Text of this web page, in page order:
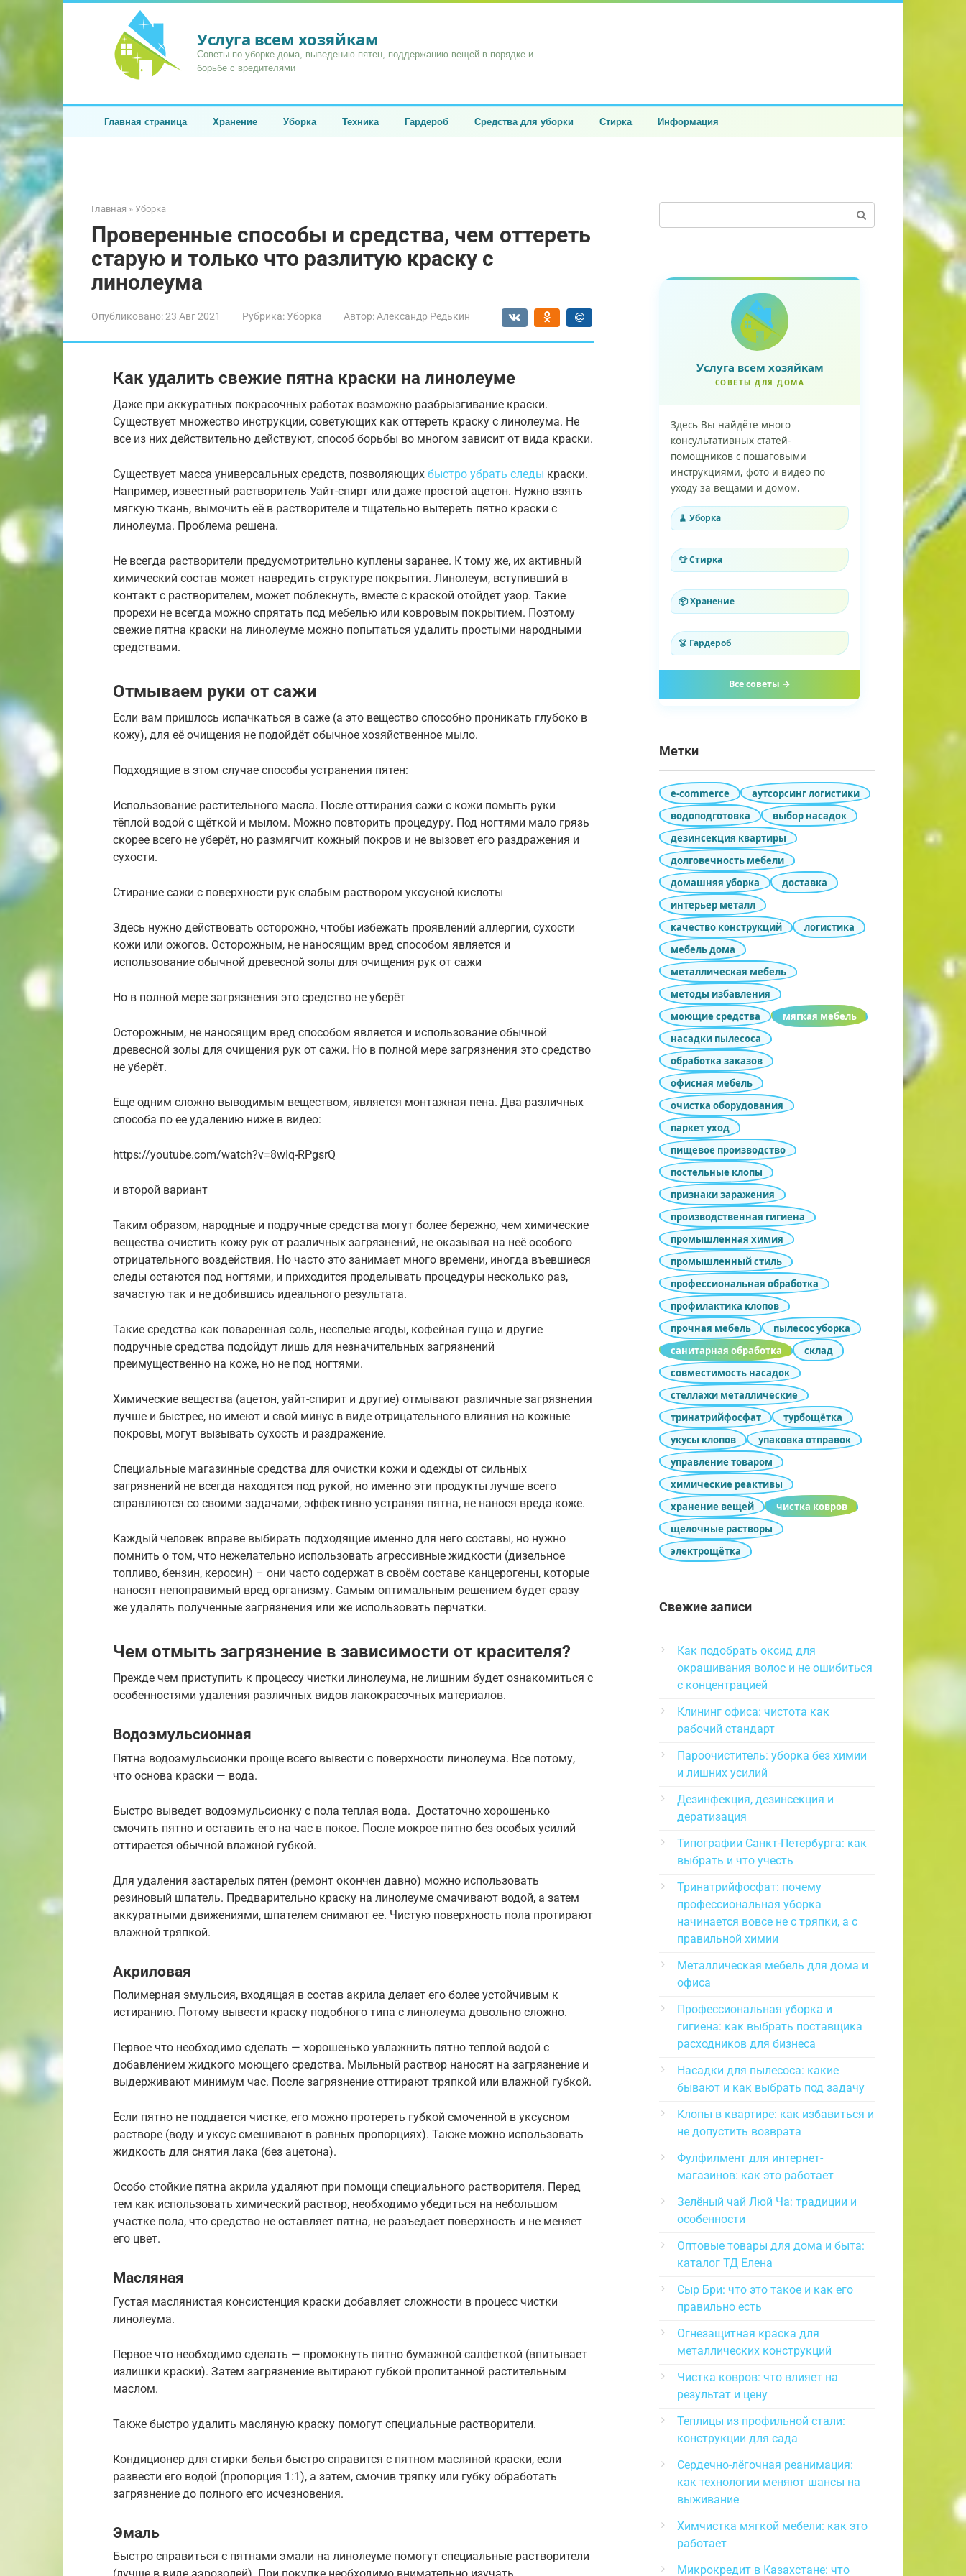
Услуга всем хозяйкам
Советы по уборке дома, выведению пятен, поддержанию вещей в порядке и
борьбе с вредителями
Главная страница Хранение Уборка Техника Гардероб Средства для уборки Стирка Информация
Главная » Уборка
Проверенные способы и средства, чем оттереть
старую и только что разлитую краску с
линолеума
Опубликовано:23 Авг 2021 Рубрика:Уборка Автор: Александр Редькин
Как удалить свежие пятна краски на линолеуме
Даже при аккуратных покрасочных работах возможно разбрызгивание краски.
Существует множество инструкции, советующих как оттереть краску с линолеума. Не
все из них действительно действуют, способ борьбы во многом зависит от вида краски.
Существует масса универсальных средств, позволяющих быстро убрать следы краски.
Например, известный растворитель Уайт-спирт или даже простой ацетон. Нужно взять
мягкую ткань, вымочить её в растворителе и тщательно вытереть пятно краски с
линолеума. Проблема решена.
Не всегда растворители предусмотрительно куплены заранее. К тому же, их активный
химический состав может навредить структуре покрытия. Линолеум, вступивший в
контакт с растворителем, может поблекнуть, вместе с краской отойдет узор. Такие
прорехи не всегда можно спрятать под мебелью или ковровым покрытием. Поэтому
свежие пятна краски на линолеуме можно попытаться удалить простыми народными
средствами.
Отмываем руки от сажи
Если вам пришлось испачкаться в саже (а это вещество способно проникать глубоко в
кожу), для её очищения не подойдёт обычное хозяйственное мыло.
Подходящие в этом случае способы устранения пятен:
Использование растительного масла. После оттирания сажи с кожи помыть руки
тёплой водой с щёткой и мылом. Можно повторить процедуру. Под ногтями мало грязь
скорее всего не уберёт, но размягчит кожный покров и не вызовет его раздражения и
сухости.
Стирание сажи с поверхности рук слабым раствором уксусной кислоты
Здесь нужно действовать осторожно, чтобы избежать проявлений аллергии, сухости
кожи или ожогов. Осторожным, не наносящим вред способом является и
использование обычной древесной золы для очищения рук от сажи
Но в полной мере загрязнения это средство не уберёт
Осторожным, не наносящим вред способом является и использование обычной
древесной золы для очищения рук от сажи. Но в полной мере загрязнения это средство
не уберёт.
Еще одним сложно выводимым веществом, является монтажная пена. Два различных
способа по ее удалению ниже в видео:
https://youtube.com/watch?v=8wIq-RPgsrQ
и второй вариант
Таким образом, народные и подручные средства могут более бережно, чем химические
вещества очистить кожу рук от различных загрязнений, не оказывая на неё особого
отрицательного воздействия. Но часто это занимает много времени, иногда въевшиеся
следы остаются под ногтями, и приходится проделывать процедуры несколько раз,
зачастую так и не добившись идеального результата.
Такие средства как поваренная соль, неспелые ягоды, кофейная гуща и другие
подручные средства подойдут лишь для незначительных загрязнений
преимущественно на коже, но не под ногтями.
Химические вещества (ацетон, уайт-спирит и другие) отмывают различные загрязнения
лучше и быстрее, но имеют и свой минус в виде отрицательного влияния на кожные
покровы, могут вызывать сухость и раздражение.
Специальные магазинные средства для очистки кожи и одежды от сильных
загрязнений не всегда находятся под рукой, но именно эти продукты лучше всего
справляются со своими задачами, эффективно устраняя пятна, не нанося вреда коже.
Каждый человек вправе выбирать подходящие именно для него составы, но нужно
помнить о том, что нежелательно использовать агрессивные жидкости (дизельное
топливо, бензин, керосин) – они часто содержат в своём составе канцерогены, которые
наносят непоправимый вред организму. Самым оптимальным решением будет сразу
же удалять полученные загрязнения или же использовать перчатки.
Чем отмыть загрязнение в зависимости от красителя?
Прежде чем приступить к процессу чистки линолеума, не лишним будет ознакомиться с
особенностями удаления различных видов лакокрасочных материалов.
Водоэмульсионная
Пятна водоэмульсионки проще всего вывести с поверхности линолеума. Все потому,
что основа краски — вода.
Быстро выведет водоэмульсионку с пола теплая вода. Достаточно хорошенько
смочить пятно и оставить его на час в покое. После мокрое пятно без особых усилий
оттирается обычной влажной губкой.
Для удаления застарелых пятен (ремонт окончен давно) можно использовать
резиновый шпатель. Предварительно краску на линолеуме смачивают водой, а затем
аккуратными движениями, шпателем снимают ее. Чистую поверхность пола протирают
влажной тряпкой.
Акриловая
Полимерная эмульсия, входящая в состав акрила делает его более устойчивым к
истиранию. Потому вывести краску подобного типа с линолеума довольно сложно.
Первое что необходимо сделать — хорошенько увлажнить пятно теплой водой с
добавлением жидкого моющего средства. Мыльный раствор наносят на загрязнение и
выдерживают минимум час. После загрязнение оттирают тряпкой или влажной губкой.
Если пятно не поддается чистке, его можно протереть губкой смоченной в уксусном
растворе (воду и уксус смешивают в равных пропорциях). Также можно использовать
жидкость для снятия лака (без ацетона).
Особо стойкие пятна акрила удаляют при помощи специального растворителя. Перед
тем как использовать химический раствор, необходимо убедиться на небольшом
участке пола, что средство не оставляет пятна, не разъедает поверхность и не меняет
его цвет.
Масляная
Густая маслянистая консистенция краски добавляет сложности в процесс чистки
линолеума.
Первое что необходимо сделать — промокнуть пятно бумажной салфеткой (впитывает
излишки краски). Затем загрязнение вытирают губкой пропитанной растительным
маслом.
Также быстро удалить масляную краску помогут специальные растворители.
Кондиционер для стирки белья быстро справится с пятном масляной краски, если
развести его водой (пропорция 1:1), а затем, смочив тряпку или губку обработать
загрязнение до полного его исчезновения.
Эмаль
Быстро справиться с пятнами эмали на линолеуме помогут специальные растворители
Услуга всем хозяйкам
СОВЕТЫ ДЛЯ ДОМА
Здесь Вы найдёте много
консультативных статей-
помощников с пошаговыми
инструкциями, фото и видео по
уходу за вещами и домом.
🧹 Уборка
👕 Стирка
📦 Хранение
👗 Гардероб
Все советы →
Метки
e-commerce
аутсорсинг логистики
водоподготовка
выбор насадок
дезинсекция квартиры
долговечность мебели
домашняя уборка
доставка
интерьер металл
качество конструкций
логистика
мебель дома
металлическая мебель
методы избавления
моющие средства
мягкая мебель
насадки пылесоса
обработка заказов
офисная мебель
очистка оборудования
паркет уход
пищевое производство
постельные клопы
признаки заражения
производственная гигиена
промышленная химия
промышленный стиль
профессиональная обработка
профилактика клопов
прочная мебель
пылесос уборка
санитарная обработка
склад
совместимость насадок
стеллажи металлические
тринатрийфосфат
турбощётка
укусы клопов
упаковка отправок
управление товаром
химические реактивы
хранение вещей
чистка ковров
щелочные растворы
электрощётка
Свежие записи
Как подобрать оксид для
окрашивания волос и не ошибиться
с концентрацией
Клининг офиса: чистота как
рабочий стандарт
Пароочиститель: уборка без химии
и лишних усилий
Дезинфекция, дезинсекция и
дератизация
Типографии Санкт-Петербурга: как
выбрать и что учесть
Тринатрийфосфат: почему
профессиональная уборка
начинается вовсе не с тряпки, а с
правильной химии
Металлическая мебель для дома и
офиса
Профессиональная уборка и
гигиена: как выбрать поставщика
расходников для бизнеса
Насадки для пылесоса: какие
бывают и как выбрать под задачу
Клопы в квартире: как избавиться и
не допустить возврата
Фулфилмент для интернет-
магазинов: как это работает
Зелёный чай Люй Ча: традиции и
особенности
Оптовые товары для дома и быта:
каталог ТД Елена
Сыр Бри: что это такое и как его
правильно есть
Огнезащитная краска для
металлических конструкций
Чистка ковров: что влияет на
результат и цену
Теплицы из профильной стали:
конструкции для сада
Сердечно-лёгочная реанимация:
как технологии меняют шансы на
выживание
Химчистка мягкой мебели: как это
работает
Микрокредит в Казахстане: что